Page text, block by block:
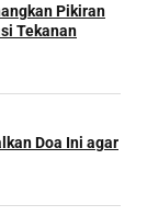
Pikiran
Tekanan
Doa Ini agar